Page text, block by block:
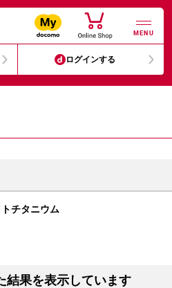
MENU
ログインする
チタニウム
結果を表示しています